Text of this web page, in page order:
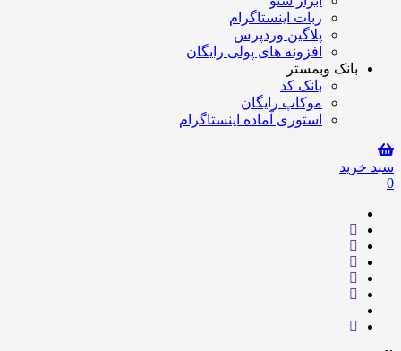
ربات اینستاگرام
پلاگین وردپرس
افزونه های پولی رایگان
بانک وبمستر
بانک کد
موکاپ رایگان
استوری آماده اینستاگرام
سبد خرید
0